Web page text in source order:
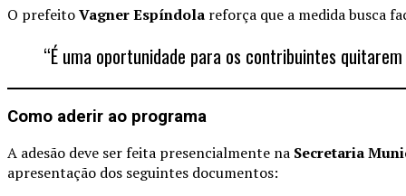
O prefeitoVagner Espíndola reforça que a medida busca
“É uma oportunidade para os contribuintes
Como aderir ao programa
A adesão deve ser feita presencialmente na Secretaria
apresentação dos seguintes documentos: